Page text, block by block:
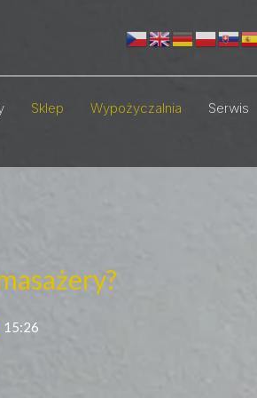
Sklep Wypożyczalnia Serwis
15:26